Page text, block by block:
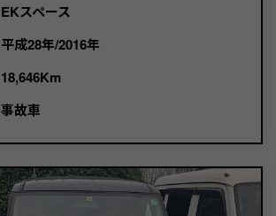
EKスペース
平成28年/2016年
18,646Km
事故車